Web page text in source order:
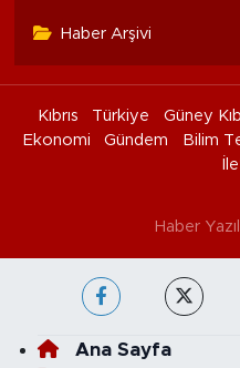
Haber Arşivi
Kıbrıs Türkiye Güney
Ekonomi
Gündem Bilim
Haber
Ana Sayfa